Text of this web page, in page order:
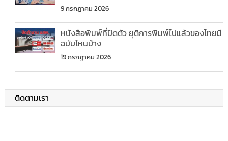
9 กรกฎาคม 2026
หนังสือพิมพ์ที่ปิดตัว ยุติการพิมพ์ไปแล้วของไทยมี
ฉบับไหนบ้าง
19 กรกฎาคม 2026
ติดตามเรา